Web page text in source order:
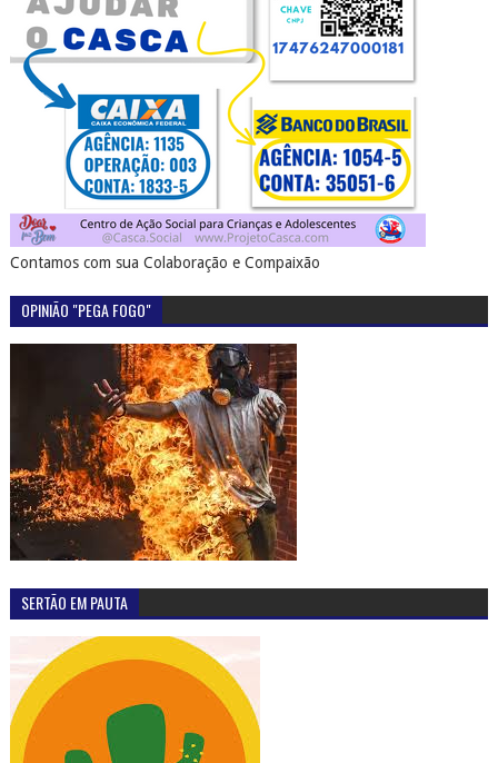
Contamos com sua Colaboração e Compaixão
OPINIÃO "PEGA FOGO"
SERTÃO EM PAUTA